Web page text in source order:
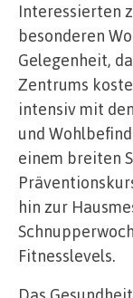
Interessierten
besonderen
Gelegenheit,
Zentrums
intensiv mit
und
einem breiten
hin zur
Fitnesslevels.